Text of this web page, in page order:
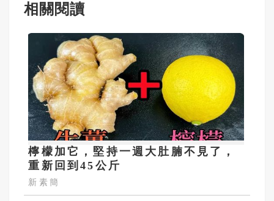
相關閱讀
檸檬加它，堅持一週大肚腩不見了，
重新回到45公斤
新素簡